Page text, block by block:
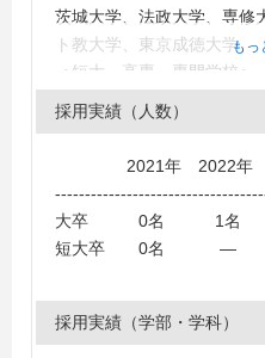
茨城大学、法政大学、専修
ト教大学、東京成徳大学
＜短大・高専・専門学校＞
リリーこども＆スポーツ専
常磐短期大学
もっ
採用実績（人数）
2021年 2022年
大卒 0名 1
短大卒 0名
採用実績（学部・学科）